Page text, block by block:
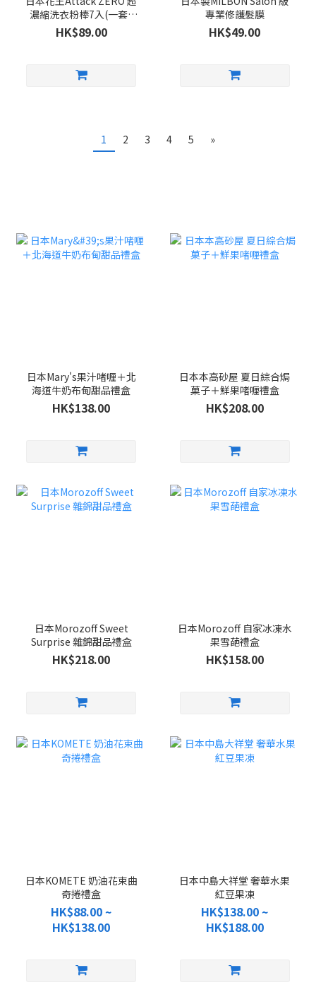
濃縮洗衣粉棒7入(一套5
包)
HK$89.00
專業修護髮膜
HK$49.00
1 2 3 4 5 »
日本Mary's果汁啫喱＋北
海道牛奶布甸甜品禮盒
HK$138.00
日本本高砂屋 夏日綜合焗
菓子＋鮮果啫喱禮盒
HK$208.00
日本Morozoff Sweet
Surprise 雜錦甜品禮盒
HK$218.00
日本Morozoff 自家冰凍水
果雪葩禮盒
HK$158.00
日本KOMETE 奶油花束曲
奇捲禮盒
HK$88.00 ~
HK$138.00
日本中島大祥堂 奢華水果
紅豆果凍
HK$138.00 ~
HK$188.00